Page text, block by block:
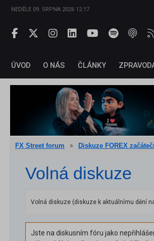
NEDĚLE 09. SRPNA 2026 12:17
ÚVOD O NÁS ČLÁNKY
FX Street forum » Diskuze FOREX
Volná diskuze
Volná diskuze (diskuze k aktuálnímu dění
Jste na diskusním fóru jako